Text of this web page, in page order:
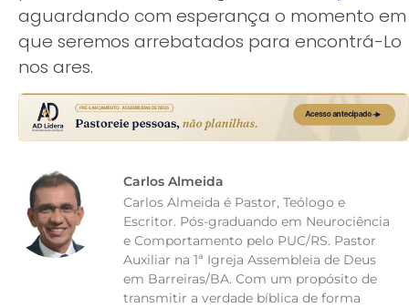
aguardando com esperança o momento em
que seremos arrebatados para encontrá-Lo
nos ares.
Carlos Almeida
Carlos Almeida é Pastor, Teólogo e
Escritor. Pós-graduando em Neurociência
e Comportamento pelo PUC/RS. Pastor
Auxiliar na 1ª Igreja Assembleia de Deus
em Barreiras/BA. Com um propósito de
transmitir a verdade bíblica de forma